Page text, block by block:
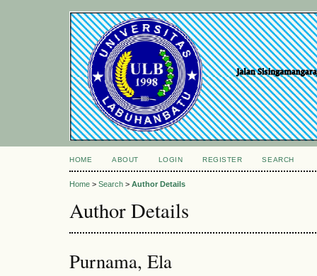
HOME ABOUT LOGIN REGISTER SEARCH
Home > Search > Author Details
Author Details
Purnama, Ela